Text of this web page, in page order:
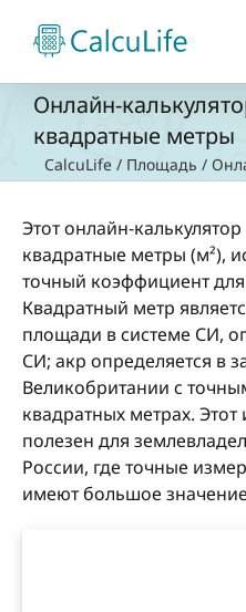
content
Онлайн-
квадратные метры
CalcuLife / Площадь /
Этот онлайн-
квадратные метры (м²),
точный коэффициент
Квадратный метр
площади в системе СИ,
СИ; акр определяется в
Великобритании с
квадратных метрах.
полезен для
России, где точные
имеют большое